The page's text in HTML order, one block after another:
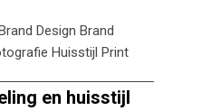
Design Brand
Huisstijl Print
en huisstijl